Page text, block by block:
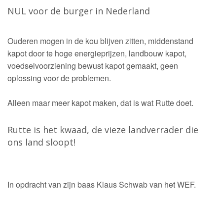
NUL voor de burger in Nederland
Ouderen mogen in de kou blijven zitten, middenstand
kapot door te hoge energieprijzen, landbouw kapot,
voedselvoorziening bewust kapot gemaakt, geen
oplossing voor de problemen.
Alleen maar meer kapot maken, dat is wat Rutte doet.
Rutte is het kwaad, de vieze landverrader die
ons land sloopt!
In opdracht van zijn baas Klaus Schwab van het WEF.